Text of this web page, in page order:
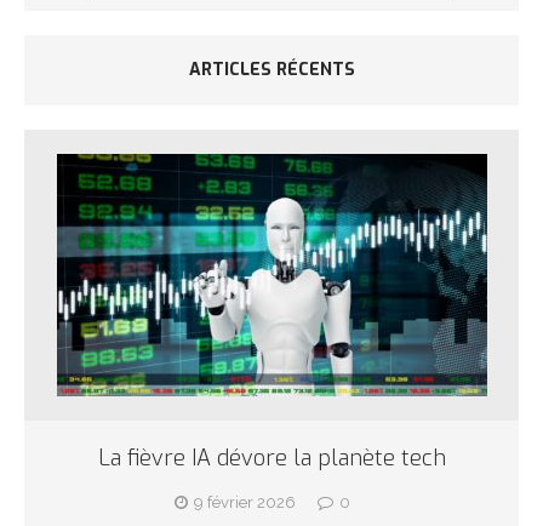
ARTICLES RÉCENTS
La fièvre IA dévore la planète tech
9 février 2026 0